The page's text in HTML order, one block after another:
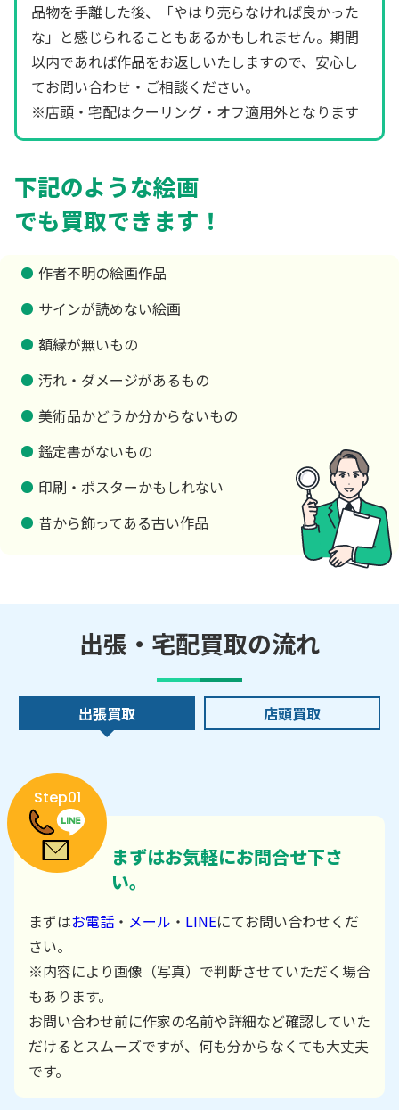
品物を手離した後、「やはり売らなければ良かった
な」と感じられることもあるかもしれません。期間
以内であれば作品をお返しいたしますので、安心し
てお問い合わせ・ご相談ください。
※店頭・宅配はクーリング・オフ適用外となります
下記のような絵画
でも買取できます！
作者不明の絵画作品
サインが読めない絵画
額縁が無いもの
汚れ・ダメージがあるもの
美術品かどうか分からないもの
鑑定書がないもの
印刷・ポスターかもしれない
昔から飾ってある古い作品
出張・宅配買取の流れ
出張買取 店頭買取
Step01
まずはお気軽にお問合せ下さ
い。
まずはお電話 ・ メール ・ LINEにてお問い合わせくだ
さい。
※内容により画像（写真）で判断させていただく場合
もあります。
お問い合わせ前に作家の名前や詳細など確認していた
だけるとスムーズですが、何も分からなくても大丈夫
です。